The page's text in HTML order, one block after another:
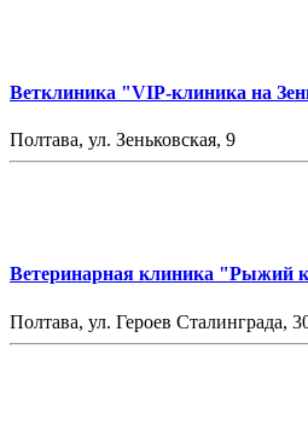
Ветклиника "VIP-клиника на
Полтава, ул. Зеньковская, 9
Ветеринарная клиника "Рыжий
Полтава, ул. Героев Сталинграда,